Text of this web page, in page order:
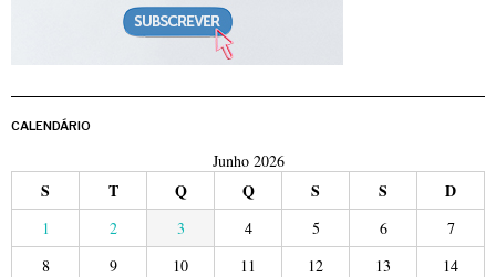
CALENDÁRIO
Junho 2026
S T Q Q S S D
1 2 3 4 5 6
7
8
9 10 11 12 13
14